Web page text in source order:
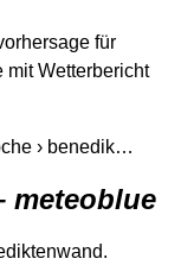
für
mit Wetterbericht
› benedik…
meteoblue